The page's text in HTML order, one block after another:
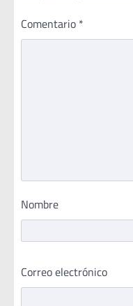
Comentario *
Nombre
Correo electrónico